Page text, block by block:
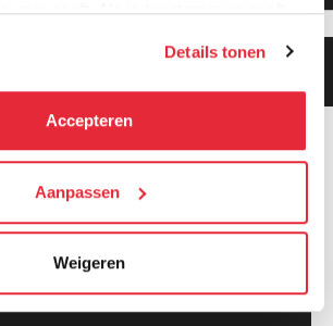
voor geeft. Als je toestemming geeft,
combineren met informatie die zij
via het gebruik van hun diensten. Je
alleen noodzakelijke
met21 derden
die uw gegevens
en verwerken.
Details tonen
Accepteren
Aanpassen
Weigeren
Klanten geven ons 9.3